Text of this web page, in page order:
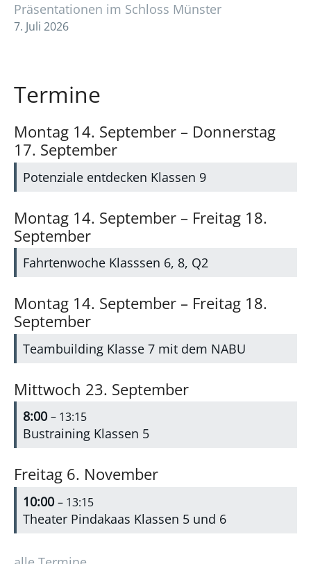
Präsentationen im Schloss Münster
7. Juli 2026
Termine
Montag 14. September – Donnerstag
17. September
Potenziale entdecken Klassen 9
Montag 14. September – Freitag 18.
September
Fahrtenwoche Klasssen 6, 8, Q2
Montag 14. September – Freitag 18.
September
Teambuilding Klasse 7 mit dem NABU
Mittwoch 23. September
8:00– 13:15
Bustraining Klassen 5
Freitag 6. November
10:00– 13:15
Theater Pindakaas Klassen 5 und 6